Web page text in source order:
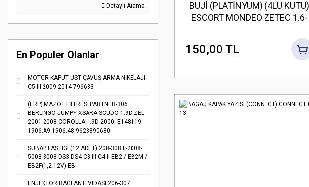
Detaylı Arama
En Populer Olanlar
MOTOR KAPUT ÜST ÇAVUŞ ARMA NİKELAJI
C5 III 2009-2014 796633
(ERP) MAZOT FİLTRESİ PARTNER-306
BERLINGO-JUMPY-XSARA-SCUDO 1.9DIZEL
2001-2008 COROLLA 1.9D 2000- E148119-
1906.A9-1906.48-9628890680
SUBAP LASTIGI (12 ADET) 208-308 II-2008-
5008-3008-DS3-DS4-C3 III-C4 II EB2 / EB2M /
EB2F(1,2 12V) EB
ENJEKTOR BAGLANTI VIDASI 206-307
BUJİ (PLATİNYUM) (4LÜ KUTU)
ESCORT MONDEO ZETEC 1.6-
150,00 TL